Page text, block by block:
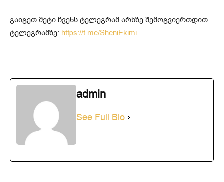
გაიგეთ მეტი ჩვენს ტელეგრამ არხზე შემოგვიერთდით
ტელეგრამზე: https://t.me/SheniEkimi
admin
See Full Bio